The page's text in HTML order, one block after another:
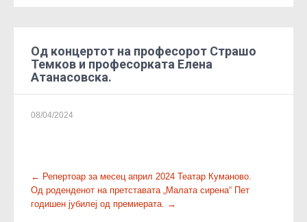
Од концертот на професорот Страшо
Темков и професорката Елена
Атанасовска.
08/04/2024
P
o
s
← Репертоар за месец април 2024 Театар Куманово.
Од роденденот на претставата „Малата сирена“ Пет
годишен јубилеј од премиерата. →